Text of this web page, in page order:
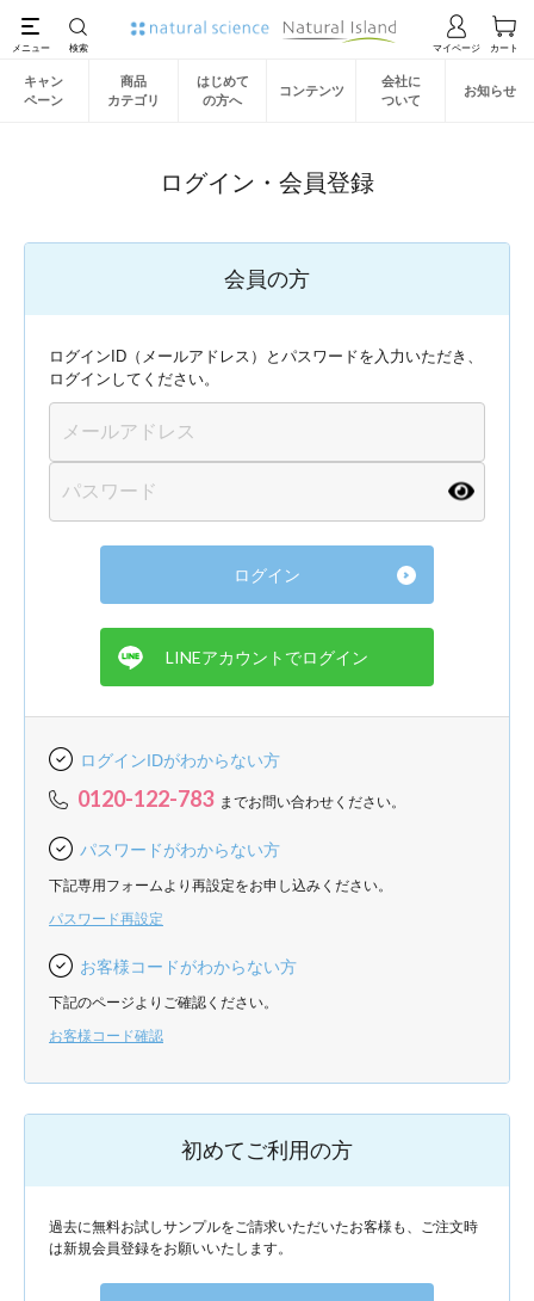
キャン
ペーン
商品
カテゴリ
はじめて
の方へ
コンテンツ
会社に
ついて
お知らせ
ログイン・会員登録
会員の方
ログインID（メールアドレス）とパスワードを入力いただき、
ログインしてください。
ログインIDがわからない方
0120-122-783 までお問い合わせください。
パスワードがわからない方
下記専用フォームより再設定をお申し込みください。
パスワード再設定
お客様コードがわからない方
下記のページよりご確認ください。
お客様コード確認
初めてご利用の方
過去に無料お試しサンプルをご請求いただいたお客様も、ご注文時
は新規会員登録をお願いいたします。